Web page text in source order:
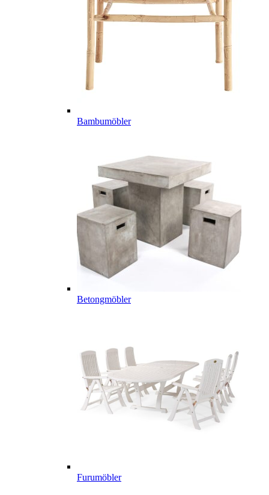
Bambumöbler
Betongmöbler
Furumöbler